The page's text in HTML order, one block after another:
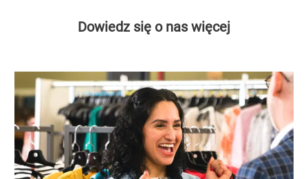
Dowiedz się o nas więcej